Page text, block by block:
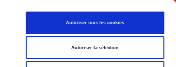
Autoriser tous les cookies
Autoriser la sélection
English